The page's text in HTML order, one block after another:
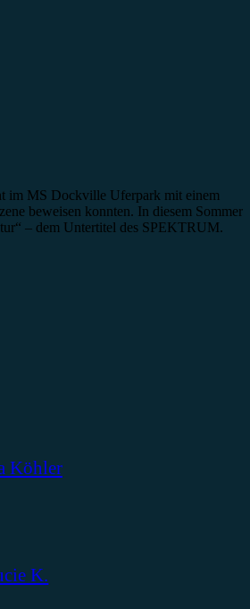
im MS Dockville Uferpark mit einem
beweisen konnten. In diesem Sommer
– dem Untertitel des SPEKTRUM.
Köhler
K.